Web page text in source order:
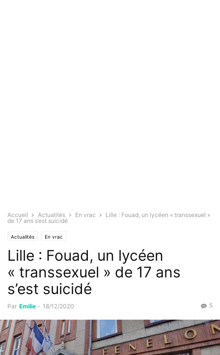
Accueil Actualités En vrac
Lille : Fouad, un lycéen « transsexuel »
de 17 ans s’est suicidé
Actualités En vrac
Lille : Fouad, un lycéen
« transsexuel » de 17 ans
s’est suicidé
Par Emilie - 18/12/2020 5